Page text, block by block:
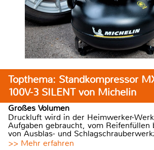
Topthema: Standkompressor
100V-3 SILENT von Michelin
Großes Volumen
Druckluft wird in der Heimwerker-
Aufgaben gebraucht, vom Reifenfüllen
von Ausblas- und
>> Mehr erfahren